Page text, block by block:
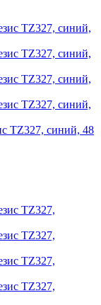
TZ327, синий, 48